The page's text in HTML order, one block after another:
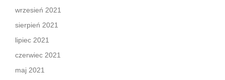
wrzesień 2021
sierpień 2021
lipiec 2021
czerwiec 2021
maj 2021